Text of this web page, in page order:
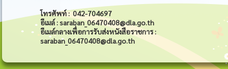
โทรศัพท์ : 042-704697
อีเมล์ : saraban_06470408@dla.go.th
อีเมล์กลางเพื่อการรับส่งหนังสือราชการ :
saraban_06470408@dla.go.th